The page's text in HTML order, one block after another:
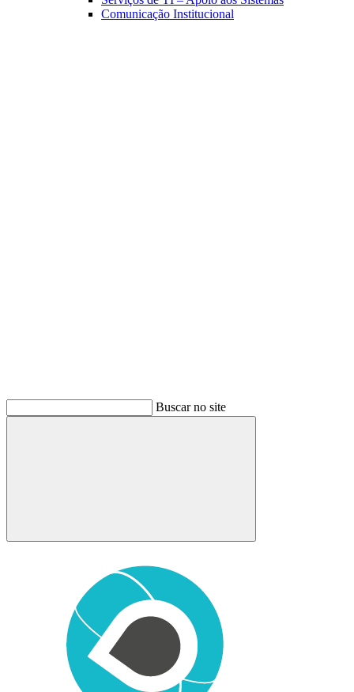
Comunicação Institucional
Buscar no site
Buscar